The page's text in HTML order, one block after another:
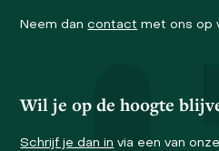
Neem dancontact met ons op
Wil je op de hoogte
Schrijf je dan in via een van